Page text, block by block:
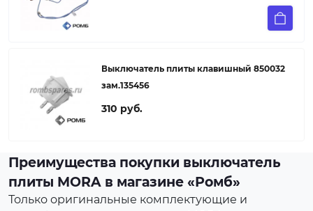
Выключатель плиты клавишный 850032
зам.135456
310 руб.
Преимущества покупки выключатель
плиты MORA в магазине «Ромб»
Только оригинальные комплектующие и